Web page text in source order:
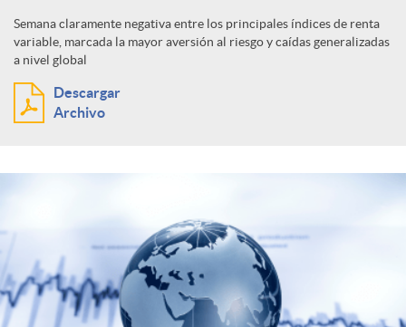
Semana claramente negativa entre los principales índices de renta
variable, marcada la mayor aversión al riesgo y caídas generalizadas
a nivel global
Descargar
Archivo